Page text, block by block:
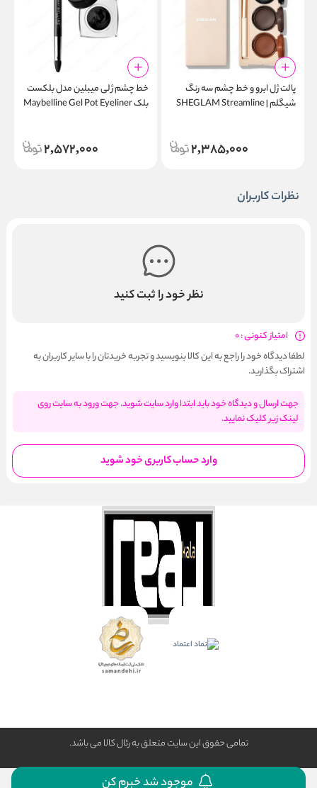
پالت ژل ابرو و خط چشم سه رنگ
شیگلم | SHEGLAM Streamline
2,385,000
خط چشم ژلی میبلین مدل بلکست
بلک Maybelline Gel Pot Eyeliner
2,572,000
نظرات کاربران
نظر خود را ثبت کنید
امتیاز کنونی : 0
لطفا دیدگاه خود را راجع به این کالا بنویسید و تجربه خریدتان را با سایر کاربران به
اشتراک بگذارید.
جهت ارسال و دیدگاه خود باید ابتدا وارد سایت شوید. جهت ورود به سایت روی
لینک زیر کلیک نمایید.
وارد حساب کاربری خود شوید
تمامی حقوق این سایت متعلق به رئال كالا می باشد.